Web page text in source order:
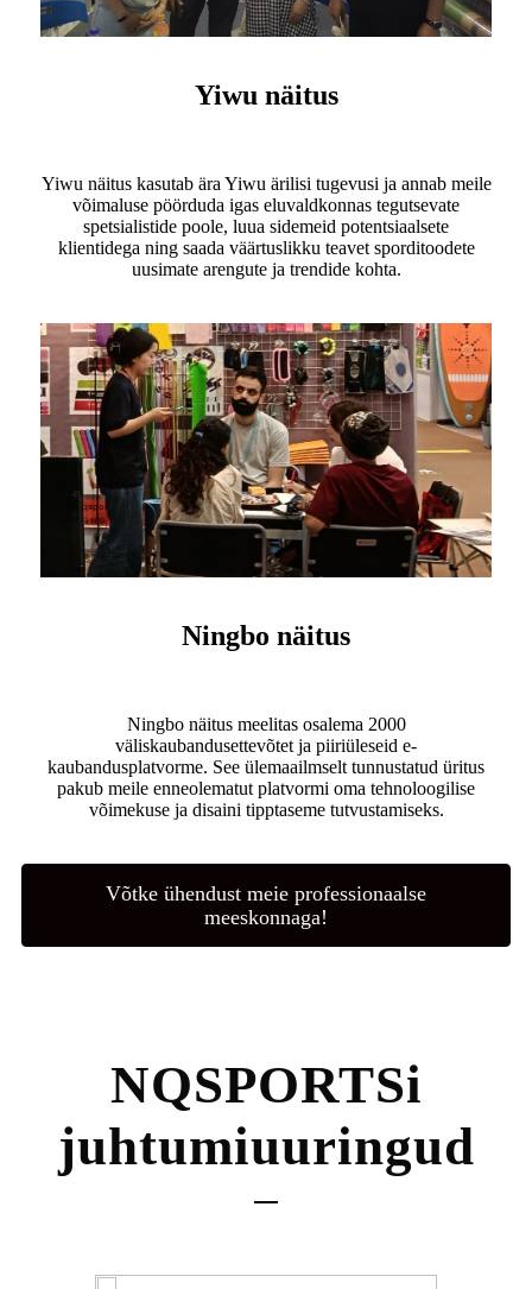
Yiwu näitus
Yiwu näitus kasutab ära Yiwu ärilisi tugevusi ja annab meile
võimaluse pöörduda igas eluvaldkonnas tegutsevate
spetsialistide poole, luua sidemeid potentsiaalsete
klientidega ning saada väärtuslikku teavet sporditoodete
uusimate arengute ja trendide kohta.
Ningbo näitus
Ningbo näitus meelitas osalema 2000
väliskaubandusettevõtet ja piiriüleseid e-
kaubandusplatvorme. See ülemaailmselt tunnustatud üritus
pakub meile enneolematut platvormi oma tehnoloogilise
võimekuse ja disaini tipptaseme tutvustamiseks.
Võtke ühendust meie professionaalse
meeskonnaga!
NQSPORTSi
juhtumiuuringud